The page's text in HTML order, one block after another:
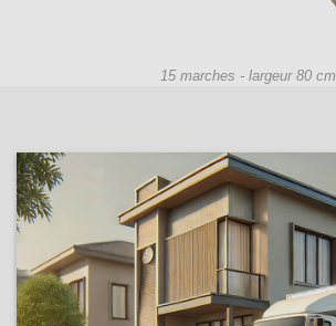
15 marches - largeur 80 cm